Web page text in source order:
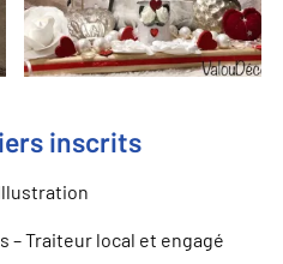
inscrits
– Traiteur local et engagé